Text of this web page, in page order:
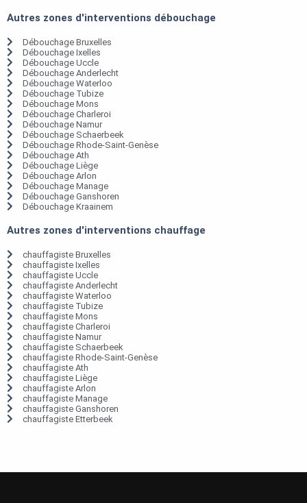
Autres zones d'interventions débouchage
Débouchage Bruxelles
Débouchage Ixelles
Débouchage Uccle
Débouchage Anderlecht
Débouchage Waterloo
Débouchage Tubize
Débouchage Mons
Débouchage Charleroi
Débouchage Namur
Débouchage Schaerbeek
Débouchage Rhode-Saint-Genèse
Débouchage Ath
Débouchage Liège
Débouchage Arlon
Débouchage Manage
Débouchage Ganshoren
Débouchage Kraainem
Autres zones d'interventions chauffage
chauffagiste Bruxelles
chauffagiste Ixelles
chauffagiste Uccle
chauffagiste Anderlecht
chauffagiste Waterloo
chauffagiste Tubize
chauffagiste Mons
chauffagiste Charleroi
chauffagiste Namur
chauffagiste Schaerbeek
chauffagiste Rhode-Saint-Genèse
chauffagiste Ath
chauffagiste Liège
chauffagiste Arlon
chauffagiste Manage
chauffagiste Ganshoren
chauffagiste Etterbeek